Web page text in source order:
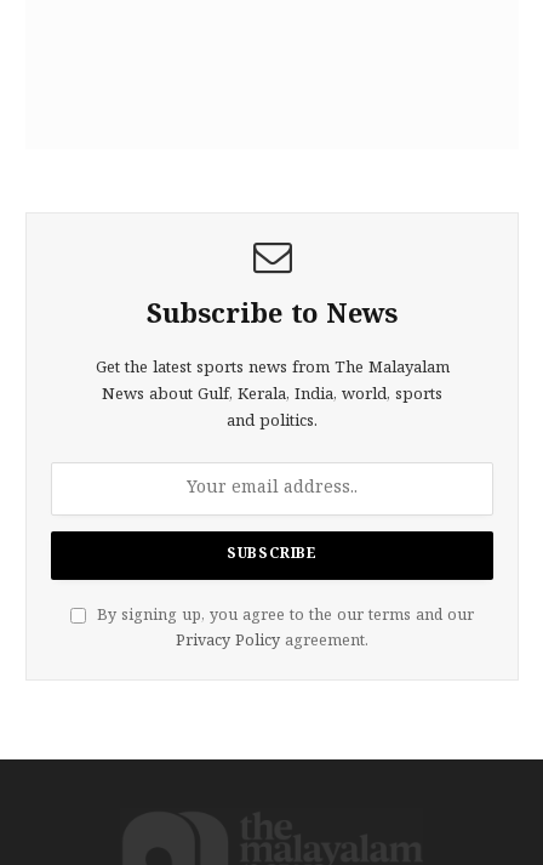
Subscribe to News
Get the latest sports news from The Malayalam
News about Gulf, Kerala, India, world, sports
and politics.
By signing up, you agree to the our terms and our
Privacy Policy agreement.